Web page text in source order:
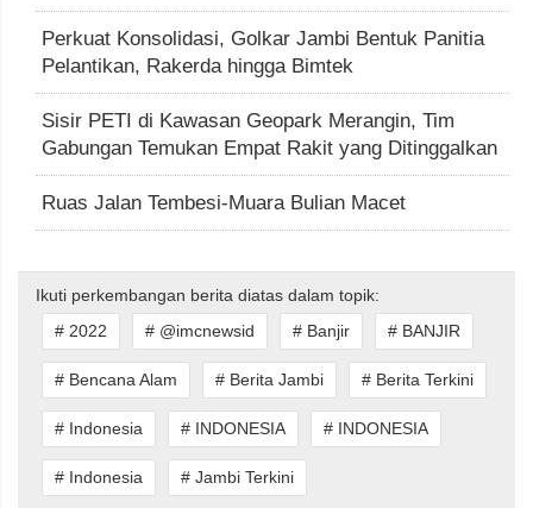
Perkuat Konsolidasi, Golkar Jambi Bentuk Panitia
Pelantikan, Rakerda hingga Bimtek
Sisir PETI di Kawasan Geopark Merangin, Tim
Gabungan Temukan Empat Rakit yang Ditinggalkan
Ruas Jalan Tembesi-Muara Bulian Macet
Ikuti perkembangan berita diatas dalam topik:
# 2022
# @imcnewsid # Banjir # BANJIR
# Bencana Alam # Berita Jambi # Berita Terkini
# Indonesia # INDONESIA # INDONESIA
# Indonesia # Jambi Terkini